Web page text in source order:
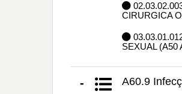
CIRURGICA
SEXUAL (A50
- A60.9